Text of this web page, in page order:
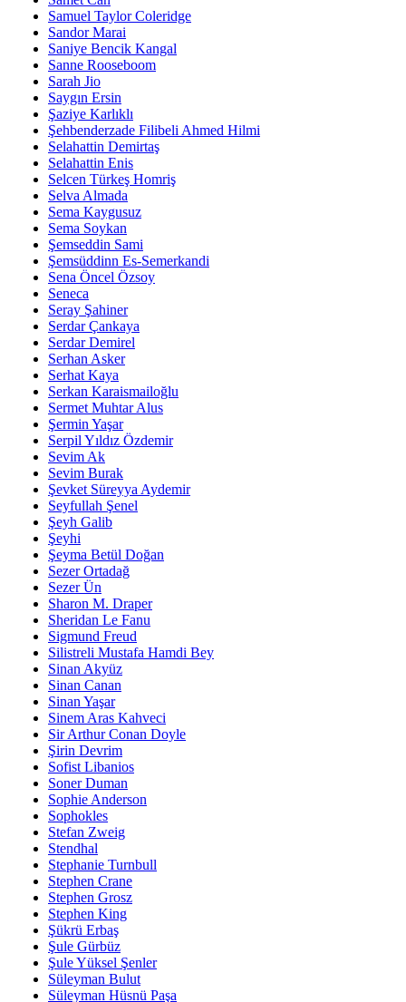
Samuel Taylor Coleridge
Sandor Marai
Saniye Bencik Kangal
Sanne Rooseboom
Sarah Jio
Saygın Ersin
Şaziye Karlıklı
Şehbenderzade Filibeli Ahmed Hilmi
Selahattin Demirtaş
Selahattin Enis
Selcen Türkeş Homriş
Selva Almada
Sema Kaygusuz
Sema Soykan
Şemseddin Sami
Şemsüddinn Es-Semerkandi
Sena Öncel Özsoy
Seneca
Seray Şahiner
Serdar Çankaya
Serdar Demirel
Serhan Asker
Serhat Kaya
Serkan Karaismailoğlu
Sermet Muhtar Alus
Şermin Yaşar
Serpil Yıldız Özdemir
Sevim Ak
Sevim Burak
Şevket Süreyya Aydemir
Seyfullah Şenel
Şeyh Galib
Şeyhi
Şeyma Betül Doğan
Sezer Ortadağ
Sezer Ün
Sharon M. Draper
Sheridan Le Fanu
Sigmund Freud
Silistreli Mustafa Hamdi Bey
Sinan Akyüz
Sinan Canan
Sinan Yaşar
Sinem Aras Kahveci
Sir Arthur Conan Doyle
Şirin Devrim
Sofist Libanios
Soner Duman
Sophie Anderson
Sophokles
Stefan Zweig
Stendhal
Stephanie Turnbull
Stephen Crane
Stephen Grosz
Stephen King
Şükrü Erbaş
Şule Gürbüz
Şule Yüksel Şenler
Süleyman Bulut
Süleyman Hüsnü Paşa